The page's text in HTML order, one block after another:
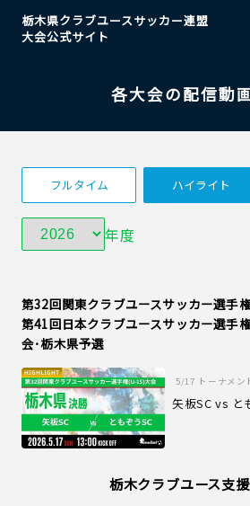
栃木県クラブユースサッカー連盟
大会公式サイト
各大会の配信動
フルタイム ハイライト
年度
第32回関東クラブユースサッカー選手
第41回日本クラブユースサッカー選手
会･栃木県予選
5/17 トーナメン
矢板SC vs と
栃木クラブユース支